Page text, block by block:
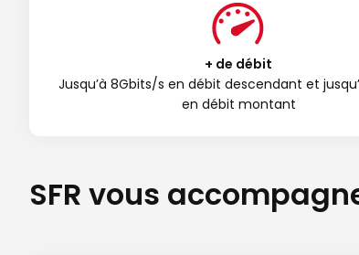
+ de débit
Jusqu’à 8Gbits/s en débit descendant et
en débit montant
SFR vous